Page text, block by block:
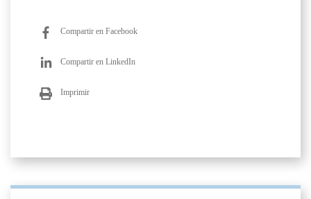
Compartir en Facebook
Compartir en LinkedIn
Imprimir